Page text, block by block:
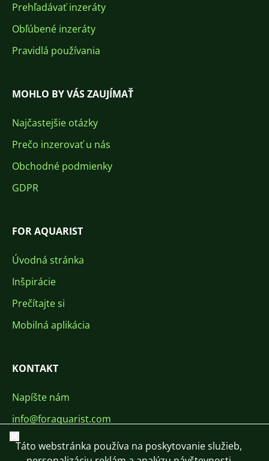
Prehľadávať inzeráty
Obľúbené inzeráty
Pravidlá používania
MOHLO BY VÁS ZAUJÍMAŤ
Najčastejšie otázky
Prečo inzerovať u nás
Obchodné podmienky
GDPR
FOR AQUARIST
Úvodná stránka
Inšpirácie
Prečítajte si
Mobilná aplikácia
KONTAKT
Napíšte nám
info@foraquarist.com
+420 603 449 602
Zavrieť
Táto webstránka používa na poskytovanie služieb,